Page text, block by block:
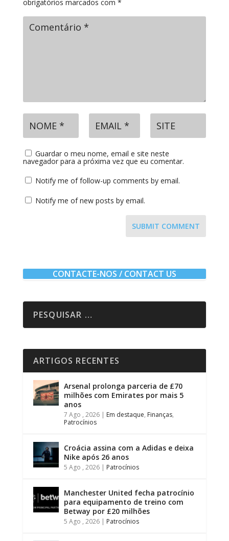
obrigatórios marcados com *
Guardar o meu nome, email e site neste
navegador para a próxima vez que eu comentar.
Notify me of follow-up comments by email.
Notify me of new posts by email.
SUBMIT COMMENT
CONTACTE-NOS / CONTACT US
ARTIGOS RECENTES
Arsenal prolonga parceria de £70
milhões com Emirates por mais 5
anos
7 Ago , 2026| Em destaque, Finanças,
Patrocínios
Croácia assina com a Adidas e deixa
Nike após 26 anos
5 Ago , 2026| Patrocínios
Manchester United fecha patrocínio
para equipamento de treino com
Betway por £20 milhões
5 Ago , 2026| Patrocínios